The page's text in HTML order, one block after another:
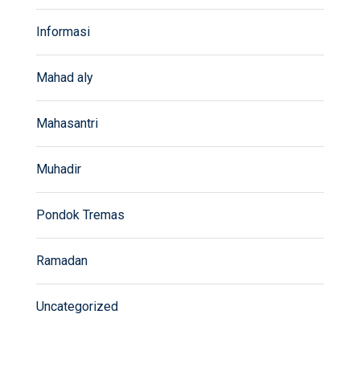
Informasi
Mahad aly
Mahasantri
Muhadir
Pondok Tremas
Ramadan
Uncategorized